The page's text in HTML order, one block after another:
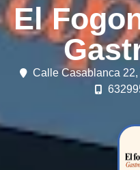
El
Calle Casablanca 22,